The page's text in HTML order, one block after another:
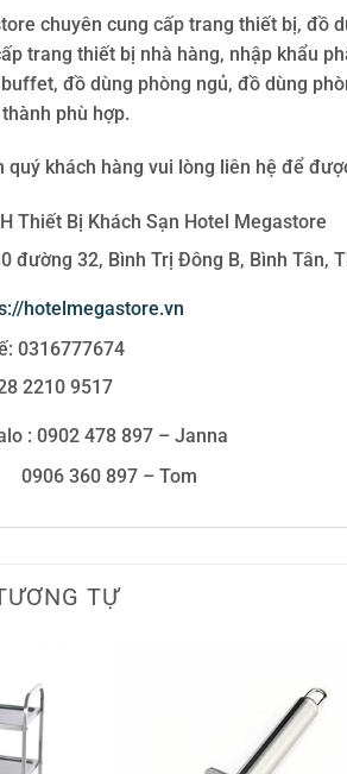
chuyên cung cấp trang thiết bị, đồ
trang thiết bị nhà hàng, nhập khẩu
đồ dùng phòng ngủ, đồ dùng
phù hợp.
quý khách hàng vui lòng liên hệ để
Thiết Bị Khách Sạn Hotel Megastore
đường 32, Bình Trị Đông B, Bình Tân,
hotelmegastore.vn
0316777674
2210 9517
: 0902 478 897 – Janna
897 – Tom
TỰ